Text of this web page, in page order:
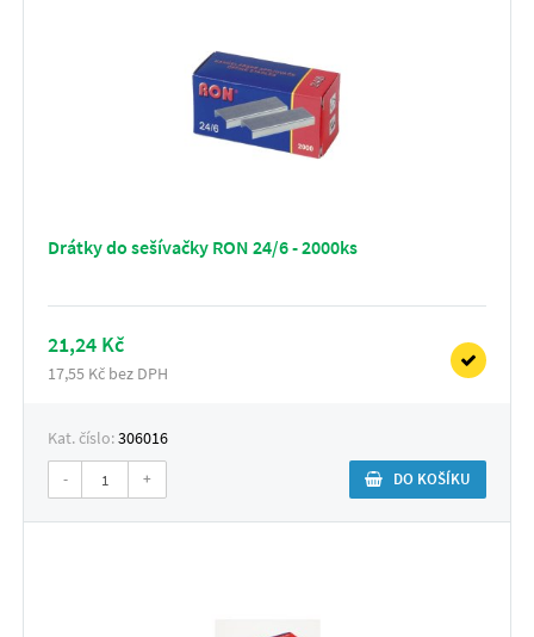
Drátky do sešívačky RON 24/6 - 2000ks
21,24 Kč
17,55 Kč bez DPH
Kat. číslo:306016
- + DO KOŠÍKU